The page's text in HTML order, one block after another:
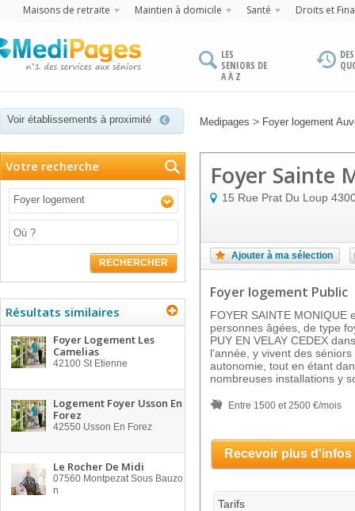
Maisons de retraite Maintien à domicile Santé Droits et
LES
SENIORS DE
A À Z
Voir établissements à proximité Medipages > Foyer logement
Votre recherche
Foyer logement
RECHERCHER
Résultats similaires
Foyer Logement Les
Camelias
42100 St Etienne
Logement Foyer Usson En
Forez
42550 Usson En Forez
Le Rocher De Midi
07560 Montpezat Sous Bauzo
n
Foyer Sainte
15 Rue Prat Du Loup
Ajouter à ma sélection
Foyer logement Public
FOYER SAINTE MONIQUE
personnes âgées, de type
PUY EN VELAY CEDEX
l'année, y vivent des
autonomie, tout en étant
nombreuses installations y
Entre 1500 et 2500 €/mois
Recevoir plus d'infos
Tarifs